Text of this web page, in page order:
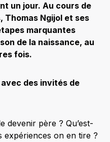
un jour. Au cours de
Thomas Ngijol et ses
marquantes
de la naissance, au
fois.
des invités de
devenir père ? Qu’est-
expériences on en tire ?